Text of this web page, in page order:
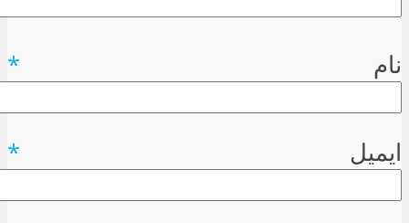
نام *
ایمیل *